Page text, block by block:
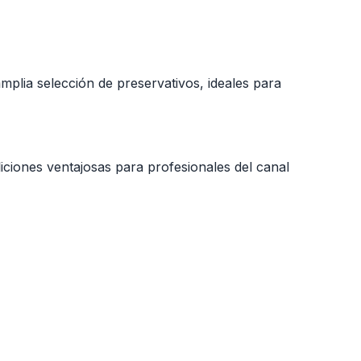
selección de preservativos, ideales para
ventajosas para profesionales del canal